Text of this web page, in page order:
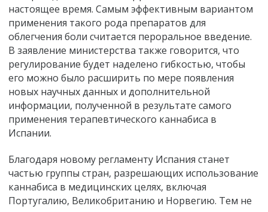
настоящее время. Самым эффективным вариантом
применения такого рода препаратов для
облегчения боли считается пероральное введение.
В заявление министерства также говорится, что
регулирование будет наделено гибкостью, чтобы
его можно было расширить по мере появления
новых научных данных и дополнительной
информации, полученной в результате самого
применения терапевтического каннабиса в
Испании.
Благодаря новому регламенту Испания станет
частью группы стран, разрешающих использование
каннабиса в медицинских целях, включая
Португалию, Великобританию и Норвегию. Тем не